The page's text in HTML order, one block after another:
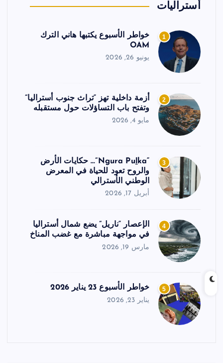
أستراليات
1
خواطر الأسبوع يكتبها هاني الترك
OAM
يونيو 26, 2026
2
أزمة داخلية تهز “تراث جنوب أستراليا”
وتفتح باب التساؤلات حول مستقبله
مايو 4, 2026
3
“Ngura Puḻka”… حكايات الأرض
والروح تعود للحياة في المعرض
الوطني الأسترالي
أبريل 17, 2026
4
الإعصار “ناريل” يضع شمال أستراليا
في مواجهة مباشرة مع غضب المناخ
مارس 19, 2026
5 خواطر الأسبوع 23 يناير 2026
يناير 23, 2026